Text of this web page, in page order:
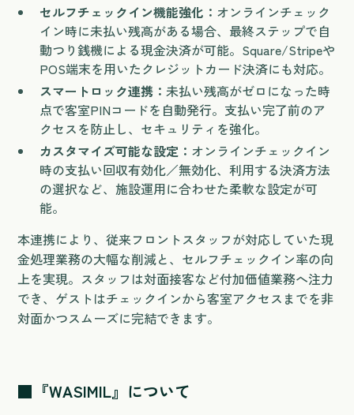
セルフチェックイン機能強化： オンラインチェック
イン時に未払い残高がある場合、最終ステップで自
動つり銭機による現金決済が可能。Square/Stripeや
POS端末を用いたクレジットカード決済にも対応。
スマートロック連携：未払い残高がゼロになった時
点で客室PINコードを自動発行。支払い完了前のア
クセスを防止し、セキュリティを強化。
カスタマイズ可能な設定： オンラインチェックイン
時の支払い回収有効化／無効化、利用する決済方法
の選択など、施設運用に合わせた柔軟な設定が可
能。
本連携により、従来フロントスタッフが対応していた現
金処理業務の大幅な削減と、セルフチェックイン率の向
上を実現。スタッフは対面接客など付加価値業務へ注力
でき、ゲストはチェックインから客室アクセスまでを非
対面かつスムーズに完結できます。
■『WASIMIL』について